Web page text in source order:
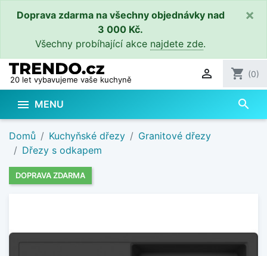
Doprava zdarma na všechny objednávky nad
3 000 Kč.
Všechny probíhající akce najdete zde.
×
20 let vybavujeme vaše kuchyně  shopping_cart (0)
 MENU search
Domů Kuchyňské dřezy
Granitové dřezy
Dřezy s odkapem
DOPRAVA ZDARMA